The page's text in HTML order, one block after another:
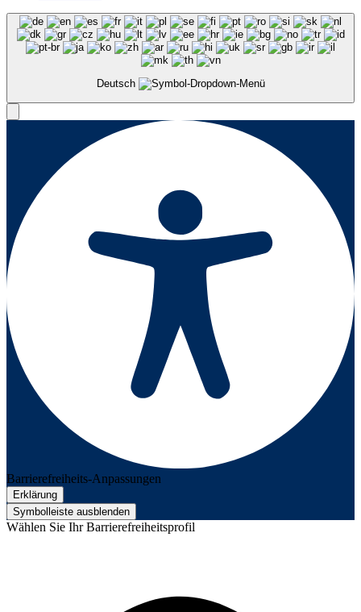
Deutsch
Barrierefreiheits-Anpassungen
Erklärung
Symbolleiste ausblenden
Wählen Sie Ihr Barrierefreiheitsprofil